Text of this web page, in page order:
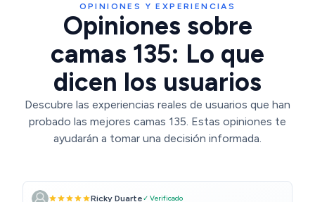
OPINIONES Y EXPERIENCIAS
Opiniones sobre
camas 135: Lo que
dicen los usuarios
Descubre las experiencias reales de usuarios que han
probado las mejores camas 135. Estas opiniones te
ayudarán a tomar una decisión informada.
Ricky Duarte✓ Verificado